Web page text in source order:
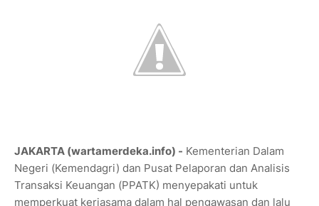
JAKARTA (wartamerdeka.info) - Kementerian Dalam
Negeri (Kemendagri) dan Pusat Pelaporan dan Analisis
Transaksi Keuangan (PPATK) menyepakati untuk
memperkuat kerjasama dalam hal pengawasan dan lalu